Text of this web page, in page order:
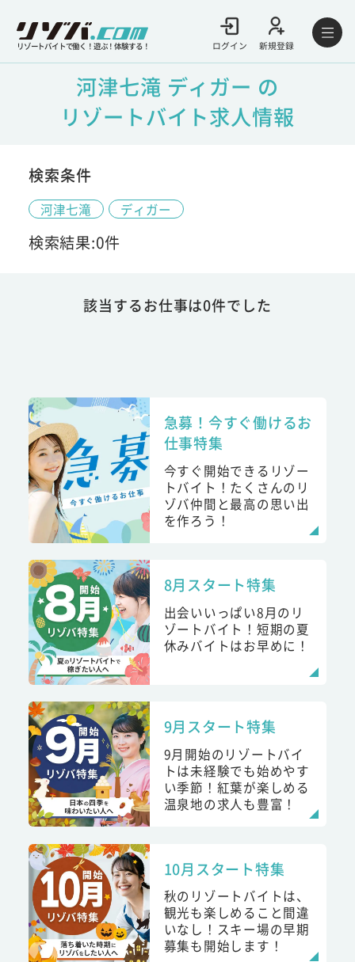
リゾートバイトで働く！遊ぶ！体験する！ ログイン 新規登録
河津七滝 ディガー の
リゾートバイト求人情報
検索条件
河津七滝 ディガー
検索結果:0件
該当するお仕事は0件でした
急募！今すぐ働けるお
仕事特集
今すぐ開始できるリゾー
トバイト！たくさんのリ
ゾバ仲間と最高の思い出
を作ろう！
8月スタート特集
出会いいっぱい8月のリ
ゾートバイト！短期の夏
休みバイトはお早めに！
9月スタート特集
9月開始のリゾートバイ
トは未経験でも始めやす
い季節！紅葉が楽しめる
温泉地の求人も豊富！
10月スタート特集
秋のリゾートバイトは、
観光も楽しめること間違
いなし！スキー場の早期
募集も開始します！